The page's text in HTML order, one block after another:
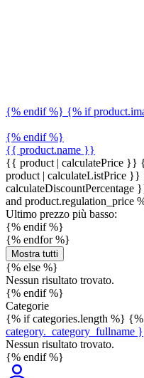
{% endif %} {% if
{% endif %}
{{ product.name }}
{{ product | calculatePrice }}
product | calculateListPrice }}
calculateDiscountPercentage
and product.regulation_price
Ultimo prezzo più basso:
{% endif %}
{% endfor %}
Mostra tutti
{% else %}
Nessun risultato trovato.
{% endif %}
Categorie
{% if categories.length %}
category._category_fullname
Nessun risultato trovato.
{% endif %}